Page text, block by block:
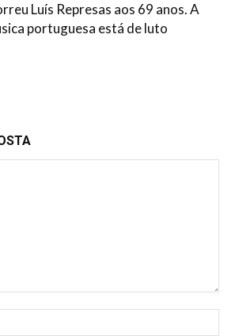
Luís Represas aos 69 anos. A
portuguesa está de luto